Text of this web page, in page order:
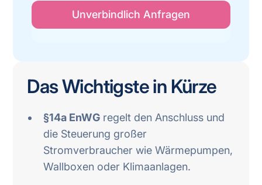
Das Wichtigste in Kürze
§14a EnWG regelt den Anschluss und
die Steuerung großer
Stromverbraucher wie Wärmepumpen,
Wallboxen oder Klimaanlagen.